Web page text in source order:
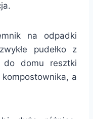
na odpadki
pudełko z
do domu resztki
a